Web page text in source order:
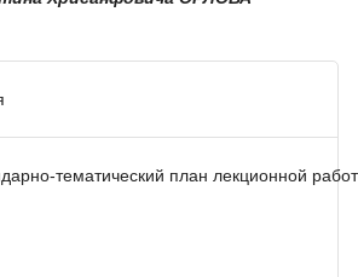
тематический план лекционной